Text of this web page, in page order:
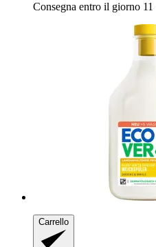
Consegna entro il giorno 11
Carrello